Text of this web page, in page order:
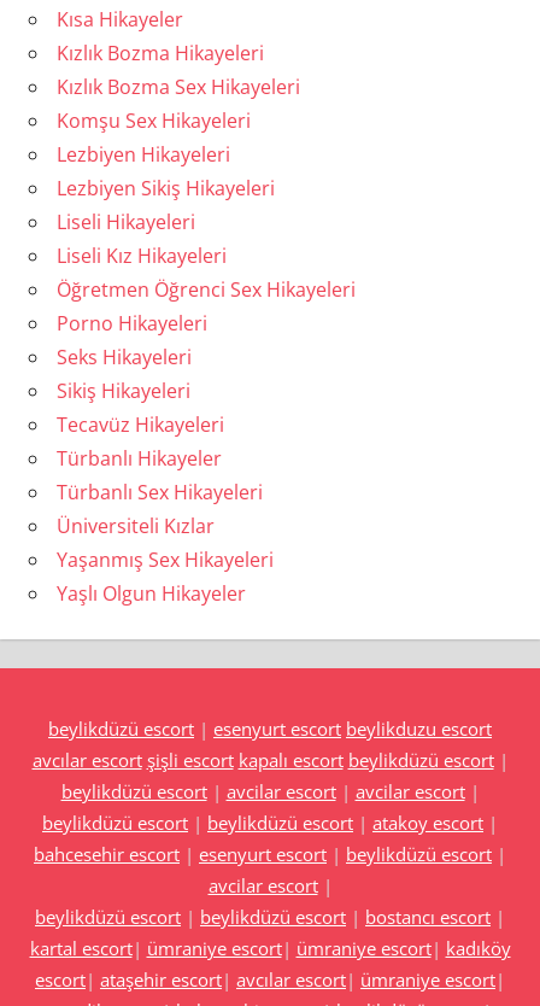
Kısa Hikayeler
Kızlık Bozma Hikayeleri
Kızlık Bozma Sex Hikayeleri
Komşu Sex Hikayeleri
Lezbiyen Hikayeleri
Lezbiyen Sikiş Hikayeleri
Liseli Hikayeleri
Liseli Kız Hikayeleri
Öğretmen Öğrenci Sex Hikayeleri
Porno Hikayeleri
Seks Hikayeleri
Sikiş Hikayeleri
Tecavüz Hikayeleri
Türbanlı Hikayeler
Türbanlı Sex Hikayeleri
Üniversiteli Kızlar
Yaşanmış Sex Hikayeleri
Yaşlı Olgun Hikayeler
beylikdüzü escort | esenyurt escort beylikduzu escort
avcılar escort şişli escort kapalı escort beylikdüzü escort|
beylikdüzü escort| avcilar escort| avcilar escort|
beylikdüzü escort | beylikdüzü escort | atakoy escort |
bahcesehir escort | esenyurt escort | beylikdüzü escort |
avcilar escort|
beylikdüzü escort | beylikdüzü escort | bostancı escort |
kartal escort| ümraniye escort| ümraniye escort| kadıköy
escort| ataşehir escort| avcılar escort| ümraniye escort|